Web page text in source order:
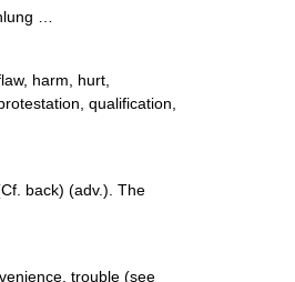
…
harm, hurt,
qualification,
back) (adv.). The
trouble (see